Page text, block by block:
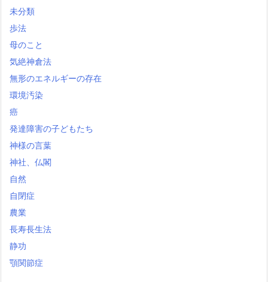
未分類
歩法
母のこと
気絶神倉法
無形のエネルギーの存在
環境汚染
癌
発達障害の子どもたち
神様の言葉
神社、仏閣
自然
自閉症
農業
長寿長生法
静功
顎関節症